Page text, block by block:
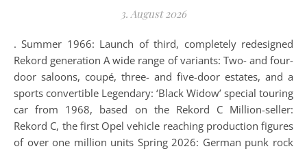
3. August 2026
. Summer 1966: Launch of third, completely redesigned
Rekord generation A wide range of variants: Two- and four-
door saloons, coupé, three- and five-door estates, and a
sports convertible Legendary: ‘Black Widow’ special touring
car from 1968, based on the Rekord C Million-seller:
Rekord C, the first Opel vehicle reaching production figures
of over one million units Spring 2026: German punk rock